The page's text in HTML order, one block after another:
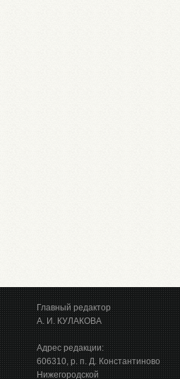
Главный редактор
А. И. КУЛАКОВА
Адрес редакции:
606310, р. п. Д. Константиново
Нижегородской